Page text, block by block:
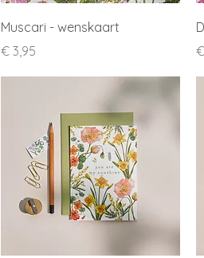
Snel overzicht
Muscari - wenskaart
Prijs
€ 3,95